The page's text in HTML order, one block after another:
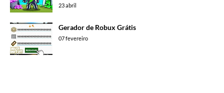
23 abril
Gerador de Robux Grátis
07 fevereiro